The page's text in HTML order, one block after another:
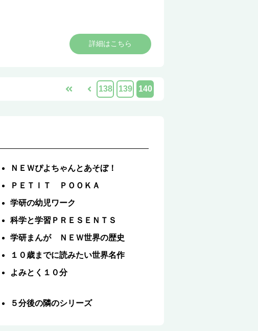
詳細はこちら
138 139 140
ＮＥＷぴよちゃんとあそぼ！
ＰＥＴＩＴ ＰＯＯＫＡ
学研の幼児ワーク
科学と学習ＰＲＥＳＥＮＴＳ
学研まんが ＮＥＷ世界の歴史
１０歳までに読みたい世界名作
よみとく１０分
５分後の隣のシリーズ